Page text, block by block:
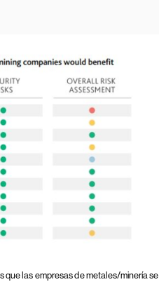
que las empresas de metales/minería se